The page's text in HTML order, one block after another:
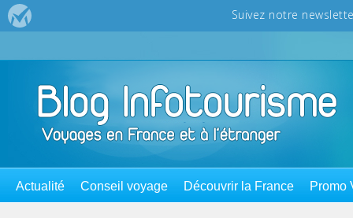
Actualité Conseil voyage Découvrir la France Promo